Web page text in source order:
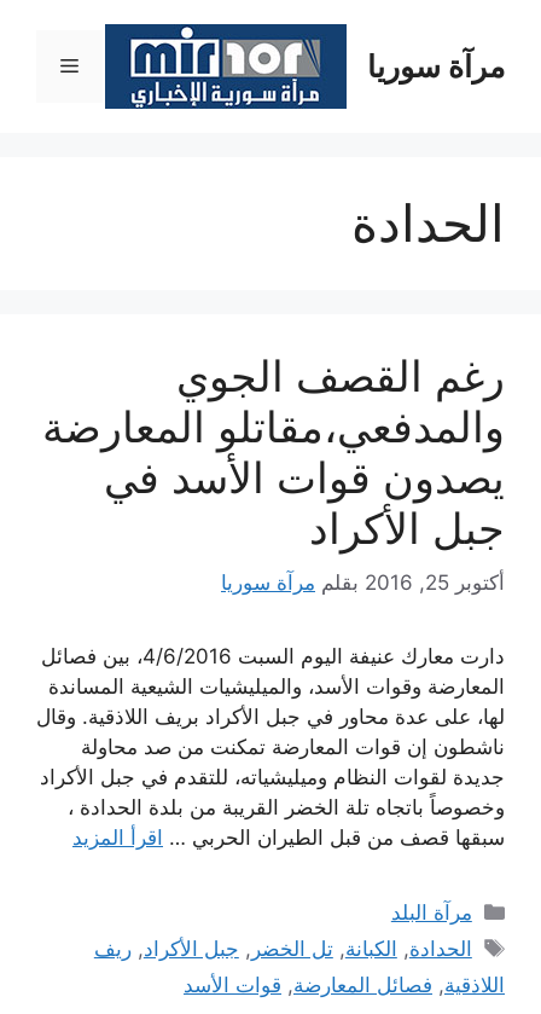
المحتوىمرآة سوريا القائمة
الحدادة
رغم القصف الجوي
والمدفعي،مقاتلو المعارضة
يصدون قوات الأسد في
جبل الأكراد
أكتوبر 25, 2016 بقلم مرآة سوريا
دارت معارك عنيفة اليوم السبت 4/6/2016، بين فصائل
المعارضة وقوات الأسد، والميليشيات الشيعية المساندة
لها، على عدة محاور في جبل الأكراد بريف اللاذقية. وقال
ناشطون إن قوات المعارضة تمكنت من صد محاولة
جديدة لقوات النظام وميليشياته، للتقدم في جبل الأكراد
وخصوصاً باتجاه تلة الخضر القريبة من بلدة الحدادة ،
سبقها قصف من قبل الطيران الحربي … اقرأ المزيد
التصنيفات
مرآة البلد
الوسوم
الحدادة, الكبانة,تل الخضر , جبل الأكراد,ريف
اللاذقية, فصائل المعارضة, قوات الأسد